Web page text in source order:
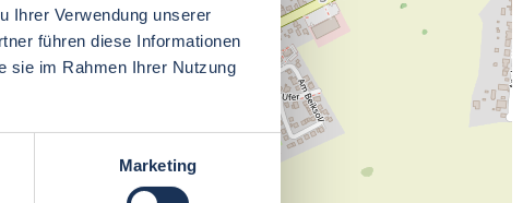
Ihrer Verwendung unserer
führen diese Informationen
sie im Rahmen Ihrer Nutzung
Marketing